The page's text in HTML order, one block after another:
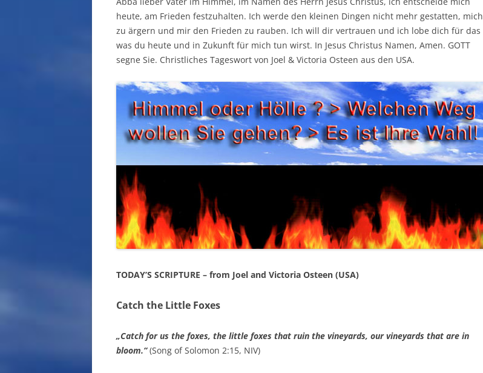
heute, am Frieden festzuhalten. Ich werde den kleinen Dingen nicht mehr gestatten, mich
zu ärgern und mir den Frieden zu rauben. Ich will dir vertrauen und ich lobe dich für das
was du heute und in Zukunft für mich tun wirst. In Jesus Christus Namen, Amen. GOTT
segne Sie. Christliches Tageswort von Joel & Victoria Osteen aus den USA.
TODAY’S SCRIPTURE – from Joel and Victoria Osteen (USA)
Catch the Little Foxes
„Catch for us the foxes, the little foxes that ruin the vineyards, our vineyards that are in
bloom.“(Song of Solomon 2:15, NIV)